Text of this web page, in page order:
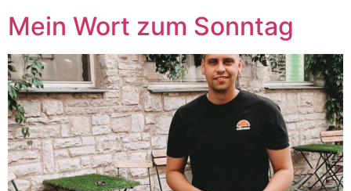
Mein Wort zum Sonntag